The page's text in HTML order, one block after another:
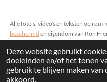
Deze website gebruikt
doeleinden en/of het tonen
gebruik te blijven maken van
akkoord.
Alle foto's, video's en teksten op
beschermd en eigendom van Ron
reproduceren, kopiëren, publiceren,
zowel online als offline, zonder